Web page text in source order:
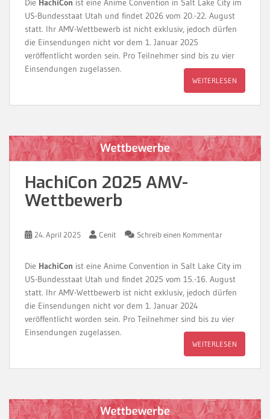
Die HachiCon ist eine Anime Convention in Salt Lake City im
US-Bundesstaat Utah und findet 2026 vom 20.-22. August
statt. Ihr AMV-Wettbewerb ist nicht exklusiv, jedoch dürfen
die Einsendungen nicht vor dem 1. Januar 2025
veröffentlicht worden sein. Pro Teilnehmer sind bis zu vier
Einsendungen zugelassen.
WEITERLESEN
HachiCon 2025 AMV-
Wettbewerb
24. April 2025 Cenit Schreib einen Kommentar
Die HachiCon ist eine Anime Convention in Salt Lake City im
US-Bundesstaat Utah und findet 2025 vom 15.-16. August
statt. Ihr AMV-Wettbewerb ist nicht exklusiv, jedoch dürfen
die Einsendungen nicht vor dem 1. Januar 2024
veröffentlicht worden sein. Pro Teilnehmer sind bis zu vier
Einsendungen zugelassen.
WEITERLESEN